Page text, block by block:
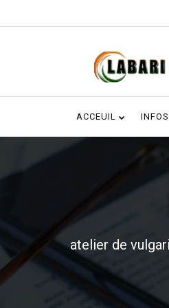
ACCEUIL INFOS
atelier de